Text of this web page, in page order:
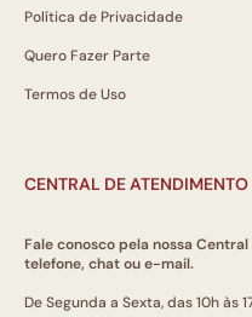
Política de Privacidade
Quero Fazer Parte
Termos de Uso
CENTRAL DE
Fale conosco pela nossa
telefone, chat ou e-mail.
De Segunda a Sexta, das 10h às